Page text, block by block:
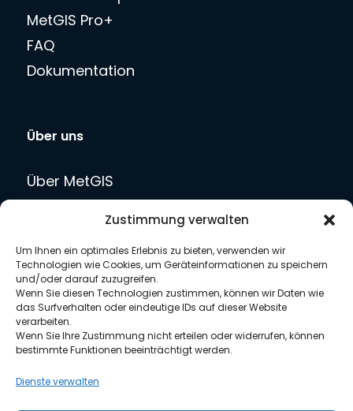
Zustimmung verwalten
Um Ihnen ein optimales Erlebnis zu bieten, verwenden wir
Technologien wie Cookies, um Geräteinformationen zu speichern
und/oder darauf zuzugreifen.
Wenn Sie diesen Technologien zustimmen, können wir Daten wie
das Surfverhalten oder eindeutige IDs auf dieser Website
verarbeiten.
Wenn Sie Ihre Zustimmung nicht erteilen oder widerrufen, können
bestimmte Funktionen beeinträchtigt werden.
Dienste verwalten
MetGIS Pro+
FAQ
Dokumentation
Über uns
Über MetGIS
Karriere
Presse
Kontakt
Rechtliches